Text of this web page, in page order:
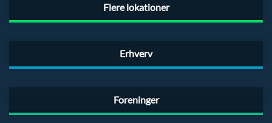
Flere lokationer
Erhverv
Foreninger